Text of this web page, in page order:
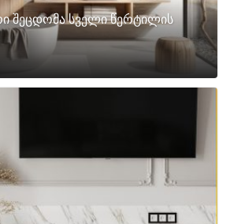
შეცდომა სველი წერტილის